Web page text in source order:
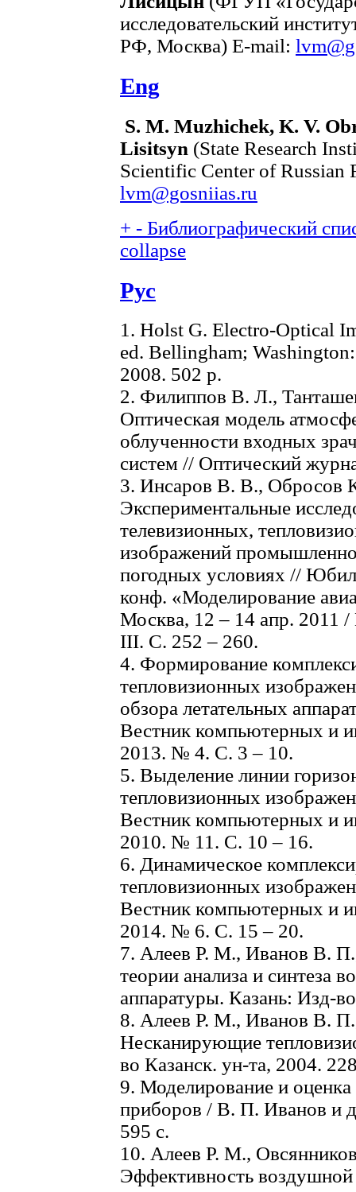
исследовательский
РФ, Москва) E-mail:
Eng
S. M. Muzhichek, K. V.
Lisitsyn (State Research
Scientific Center of Russian
lvm@gosniias.ru
+ - Библиографический
collapse
Рус
1. Holst G. Electro-Optical
ed. Bellingham;
2008. 502 р.
2. Филиппов В. Л.,
Оптическая модель
облученности входных
систем // Оптический
3. Инсаров В. В.,
Экспериментальные
телевизионных,
изображений
погодных условиях //
конф. «Моделирование
Москва, 12 – 14 апр.
III. С. 252 – 260.
4. Формирование
тепловизионных
обзора летательных
Вестник компьютерных и
2013. № 4. С. 3 – 10.
5. Выделение линии
тепловизионных
Вестник компьютерных и
2010. № 11. С. 10 – 16.
6. Динамическое
тепловизионных
Вестник компьютерных и
2014. № 6. С. 15 – 20.
7. Алеев P. M., Иванов В.
теории анализа и синтеза
аппаратуры. Казань: Изд-
8. Алеев P. M., Иванов В.
Несканирующие
во Казанск. ун-та, 2004.
9. Моделирование и
приборов / В. П. Иванов и
595 с.
10. Алеев P. M.,
Эффективность